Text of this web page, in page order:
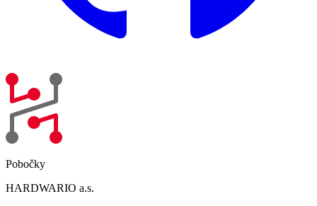
Pobočky
HARDWARIO a.s.